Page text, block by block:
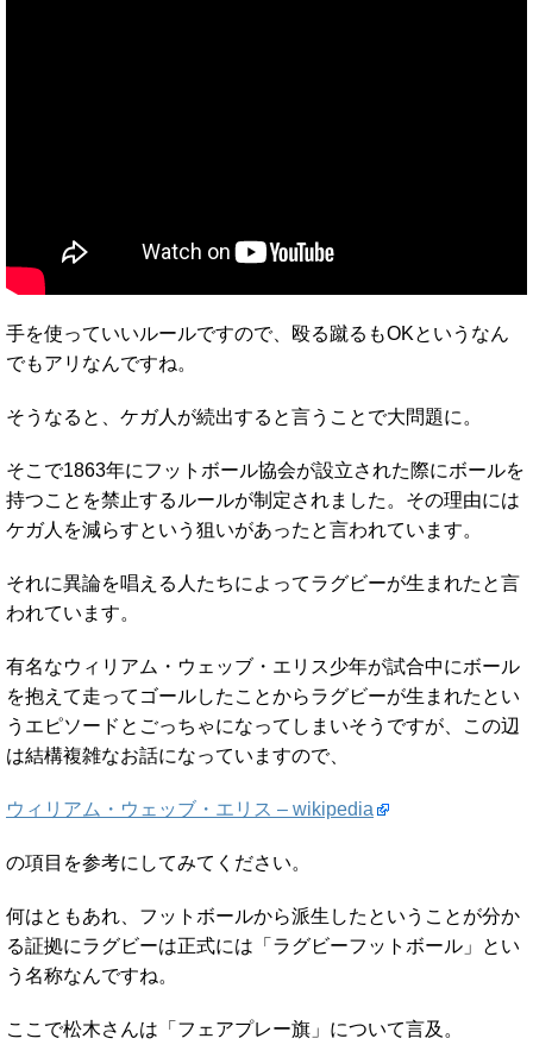
手を使っていいルールですので、殴る蹴るもOKというなん
でもアリなんですね。
そうなると、ケガ人が続出すると言うことで大問題に。
そこで1863年にフットボール協会が設立された際にボールを
持つことを禁止するルールが制定されました。その理由には
ケガ人を減らすという狙いがあったと言われています。
それに異論を唱える人たちによってラグビーが生まれたと言
われています。
有名なウィリアム・ウェッブ・エリス少年が試合中にボール
を抱えて走ってゴールしたことからラグビーが生まれたとい
うエピソードとごっちゃになってしまいそうですが、この辺
は結構複雑なお話になっていますので、
ウィリアム・ウェッブ・エリス – wikipedia
の項目を参考にしてみてください。
何はともあれ、フットボールから派生したということが分か
る証拠にラグビーは正式には「ラグビーフットボール」とい
う名称なんですね。
ここで松木さんは「フェアプレー旗」について言及。